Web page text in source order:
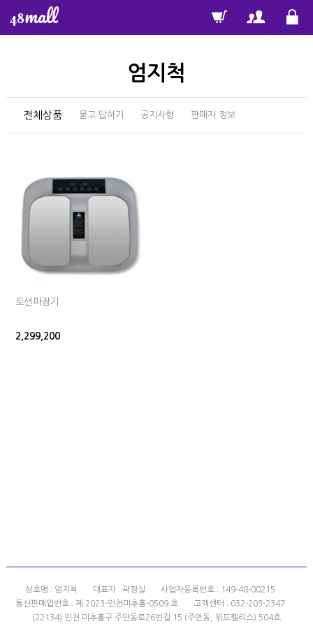
48mall
엄지척
전체상품 묻고 답하기 공지사항 판매자 정보
토션파장기
2,299,200
상호명 : 엄지척 대표자 : 곽정실
사업자등록번호 : 149-48-00215
통신판매업번호 : 제 2023-인천미추홀-0509 호
고객센터 : 032-203-2347
(22134) 인천 미추홀구 주안동로26번길 15 (주안동, 위드펠리스) 504호